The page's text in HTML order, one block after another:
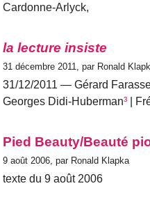
Cardonne-Arlyck,
la lecture insiste
31 décembre 2011, par Ronald
31/12/2011 — Gérard
Georges Didi-Huberman³ |
Pied Beauty/Beauté
9 août 2006, par Ronald Klapka
texte du 9 août 2006